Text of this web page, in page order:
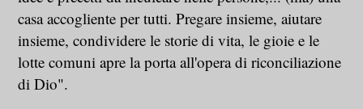
casa accogliente per tutti. Pregare insieme, aiutare
insieme, condividere le storie di vita, le gioie e le
lotte comuni apre la porta all'opera di riconciliazione
di Dio".